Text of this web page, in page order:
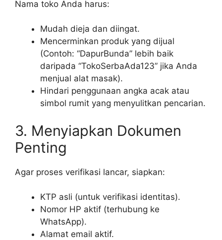
Nama toko Anda harus:
Mudah dieja dan diingat.
Mencerminkan produk yang dijual
(Contoh: “DapurBunda” lebih baik
daripada “TokoSerbaAda123” jika Anda
menjual alat masak).
Hindari penggunaan angka acak atau
simbol rumit yang menyulitkan pencarian.
3. Menyiapkan Dokumen
Penting
Agar proses verifikasi lancar, siapkan:
KTP asli (untuk verifikasi identitas).
Nomor HP aktif (terhubung ke
WhatsApp).
Alamat email aktif.